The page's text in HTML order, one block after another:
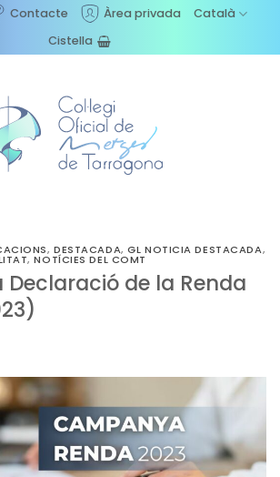
Contacte Àrea privada
Català
Cistella
,DESTACADA,GL NOTICIA DESTACADA,
,NOTÍCIES DEL COMT
de la Renda